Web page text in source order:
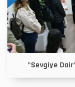
"Sevgiye